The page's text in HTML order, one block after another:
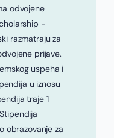
odvojene
-
razmatraju za
prijave.
uspeha i
u iznosu
traje 1
obrazovanje za